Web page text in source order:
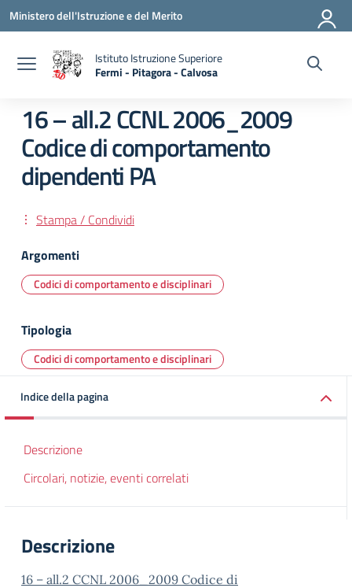
Vai ai contenuti
Vai al menu di navigazione
Vai al footer
Ministero dell'Istruzione e del Merito
Istituto Istruzione Superiore
Fermi - Pitagora - Calvosa
— Visita la pagina iniziale della scuola
16 – all.2 CCNL 2006_2009
Codice di comportamento
dipendenti PA
Stampa / Condividi
Argomenti
Codici di comportamento e disciplinari
Tipologia
Codici di comportamento e disciplinari
Indice della pagina
Descrizione
Circolari, notizie, eventi correlati
Descrizione
16 – all.2 CCNL 2006_2009 Codice di